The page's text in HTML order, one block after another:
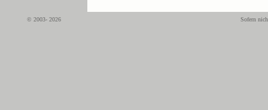
© 2003- 2026 Sofern